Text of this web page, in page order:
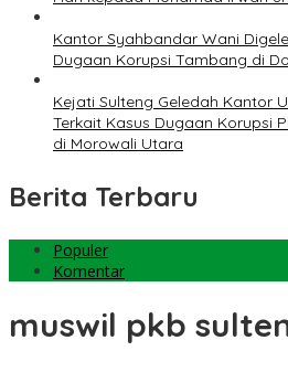
Kantor Syahbandar Wani
Dugaan Korupsi Tambang di
Kejati Sulteng Geledah Kantor
Terkait Kasus Dugaan Korupsi
di Morowali Utara
Berita Terbaru
Populer
Komentar
muswil pkb